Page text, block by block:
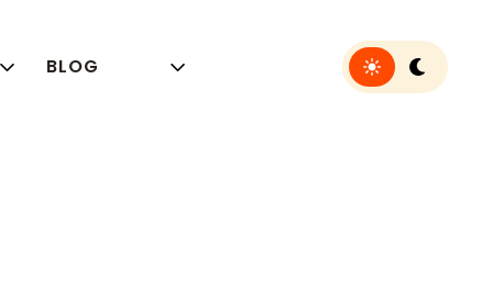
Toggle light or
BLOG